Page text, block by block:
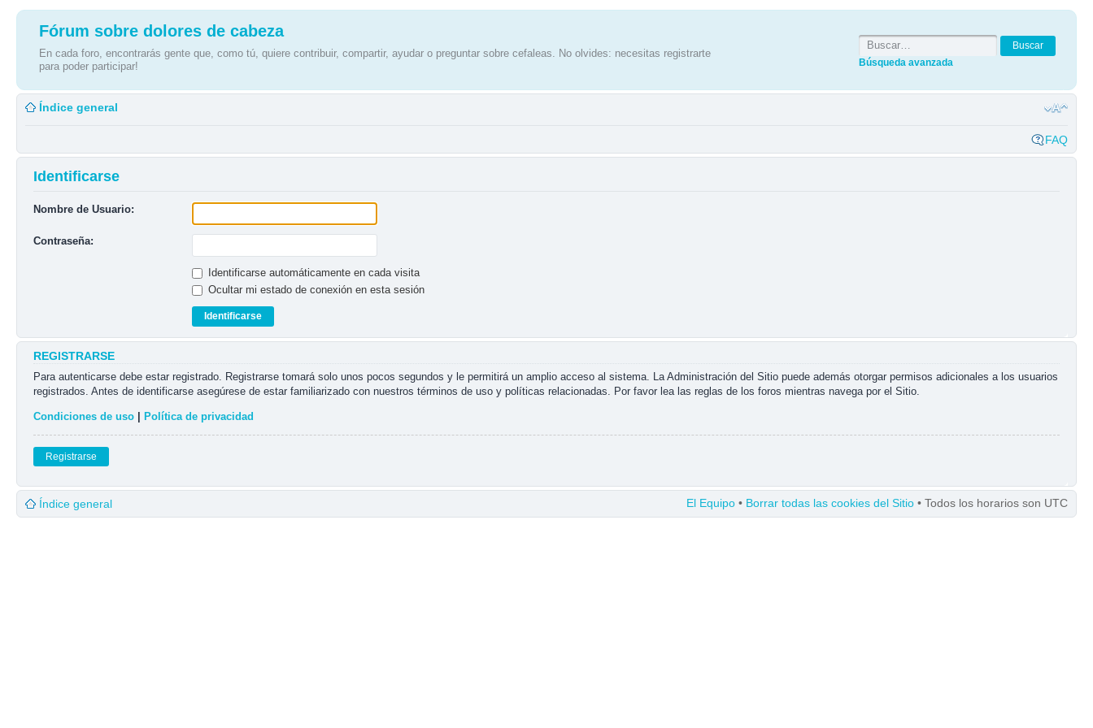
Fórum sobre dolores de cabeza
En cada foro, encontrarás gente que, como tú, quiere contribuir, compartir, ayudar o preguntar sobre cefaleas. No olvides: necesitas registrarte
para poder participar!
Búsqueda avanzada
Índice general
FAQ
Identificarse
Nombre de Usuario:
Contraseña:
Identificarse automáticamente en cada visita
Ocultar mi estado de conexión en esta sesión
REGISTRARSE
Para autenticarse debe estar registrado. Registrarse tomará solo unos pocos segundos y le permitirá un amplio acceso al sistema. La Administración del Sitio puede además otorgar permisos adicionales a los usuarios
registrados. Antes de identificarse asegúrese de estar familiarizado con nuestros términos de uso y políticas relacionadas. Por favor lea las reglas de los foros mientras navega por el Sitio.
Condiciones de uso Política de privacidad
Registrarse
Índice general El Equipo • Borrar todas las cookies del Sitio • Todos los horarios son UTC